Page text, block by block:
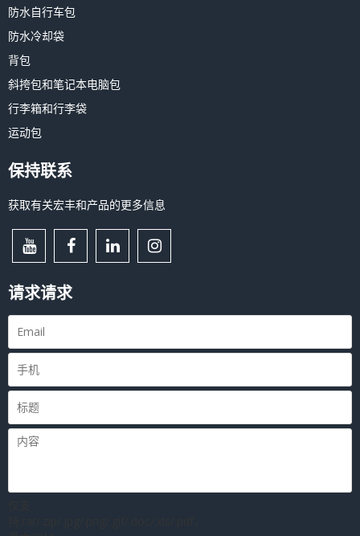
防水自行车包
防水冷却袋
背包
斜挎包和笔记本电脑包
行李箱和行李袋
运动包
保持联系
获取有关宏丰和产品的更多信息
请求请求